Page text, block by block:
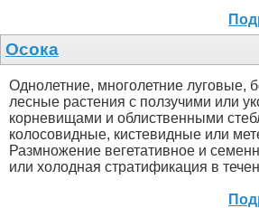
Осока
Однолетние, многолетние луговые,
лесные растения с ползучими или
корневищами и облиственными
колосовидные, кистевидные или
Размножение вегетативное и
или холодная стратификация в